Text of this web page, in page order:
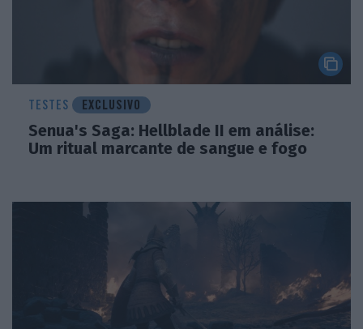
TESTES EXCLUSIVO
Senua's Saga: Hellblade II em análise:
Um ritual marcante de sangue e fogo